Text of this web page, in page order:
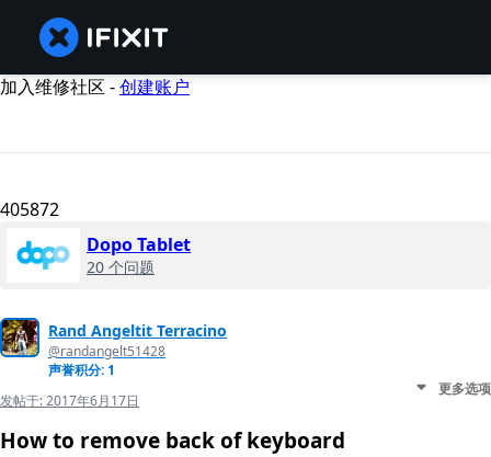
加入维修社区 -创建账户
405872
Dopo Tablet
20 个问题
Rand Angeltit Terracino
@randangelt51428
声誉积分: 1
发帖于:2017年6月17日
更多选项
How to remove back of keyboard